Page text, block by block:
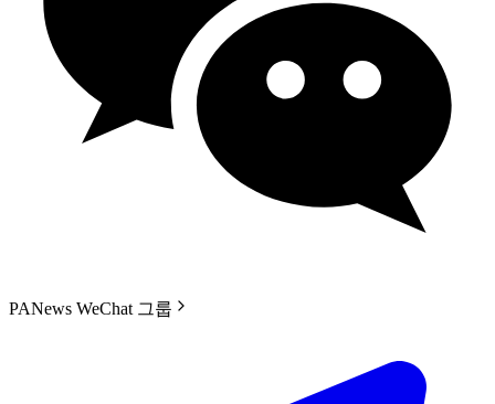
PANews WeChat 그룹